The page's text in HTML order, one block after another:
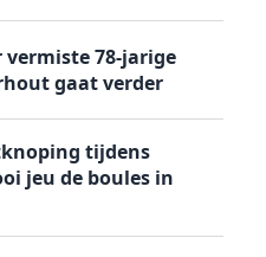
78-jarige
gaat verder
tijdens
jeu de boules in